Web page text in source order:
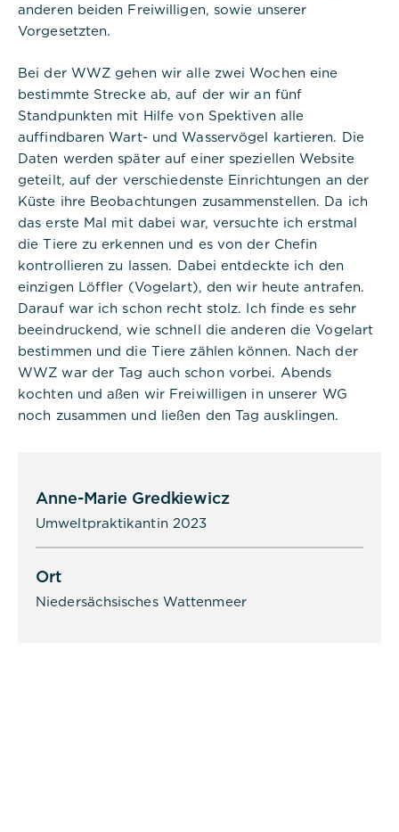
anderen beiden Freiwilligen, sowie unserer
Vorgesetzten.
Bei der WWZ gehen wir alle zwei Wochen eine
bestimmte Strecke ab, auf der wir an fünf
Standpunkten mit Hilfe von Spektiven alle
auffindbaren Wart- und Wasservögel kartieren. Die
Daten werden später auf einer speziellen Website
geteilt, auf der verschiedenste Einrichtungen an der
Küste ihre Beobachtungen zusammenstellen. Da ich
das erste Mal mit dabei war, versuchte ich erstmal
die Tiere zu erkennen und es von der Chefin
kontrollieren zu lassen. Dabei entdeckte ich den
einzigen Löffler (Vogelart), den wir heute antrafen.
Darauf war ich schon recht stolz. Ich finde es sehr
beeindruckend, wie schnell die anderen die Vogelart
bestimmen und die Tiere zählen können. Nach der
WWZ war der Tag auch schon vorbei. Abends
kochten und aßen wir Freiwilligen in unserer WG
noch zusammen und ließen den Tag ausklingen.
Anne-Marie Gredkiewicz
Umweltpraktikantin 2023
Ort
Niedersächsisches Wattenmeer